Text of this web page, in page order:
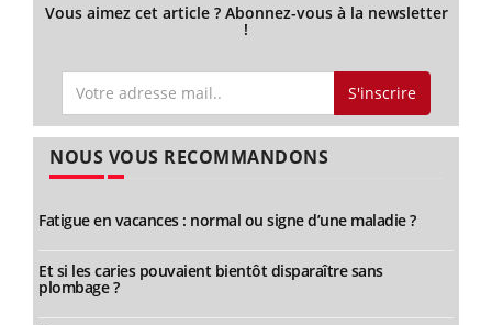
Vous aimez cet article ? Abonnez-vous à la newsletter
!
S'inscrire
NOUS VOUS RECOMMANDONS
Fatigue en vacances : normal ou signe d’une maladie ?
Et si les caries pouvaient bientôt disparaître sans
plombage ?